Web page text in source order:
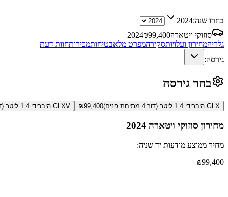
בחרו שנה:2024
סוזוקי ויטארה
2024₪99,400
גלריהמחירון ועלויותסקירהמפרט מלאבטיחותמכירותחוות דעת
גירסה:
בחר גירסה
GLX היברידי 1.4 ליטר (דור 4 מתיחת פנים) ₪99,400 GLXV היברידי 1.4 ליטר (דור 4 מתיחת פנים)
מחירון סוזוקי ויטארה 2024
מחיר ממוצע מודעות יד שניה:
₪99,400